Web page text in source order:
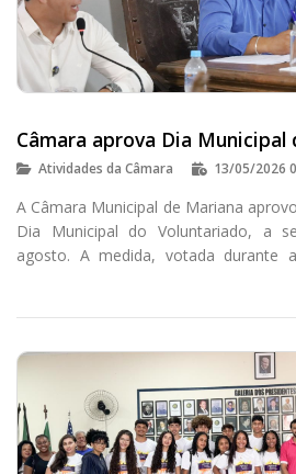
Câmara aprova Dia
Atividades da Câmara 13/05/2026
A Câmara Municipal de Mariana
Dia Municipal do Voluntariado, a
agosto. A medida, votada durante